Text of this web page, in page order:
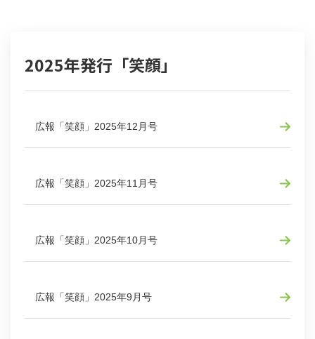
2025年発行「笑顔」
広報「笑顔」2025年12月号
広報「笑顔」2025年11月号
広報「笑顔」2025年10月号
広報「笑顔」2025年9月号